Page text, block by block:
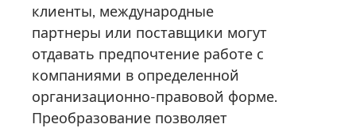
клиенты, международные
партнеры или поставщики могут
отдавать предпочтение работе с
компаниями в определенной
организационно-правовой форме.
Преобразование позволяет